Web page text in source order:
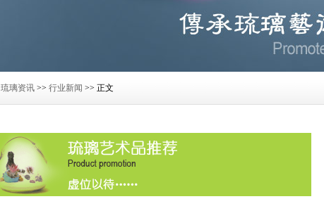
琉璃资讯 >> 行业新闻 >> 正文